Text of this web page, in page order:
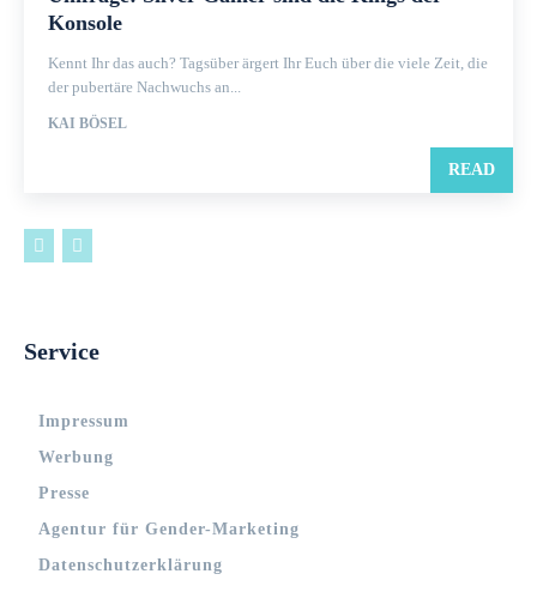
Konsole
Kennt Ihr das auch? Tagsüber ärgert Ihr Euch über die viele Zeit, die
der pubertäre Nachwuchs an...
KAI BÖSEL
READ
Service
Impressum
Werbung
Presse
Agentur für Gender-Marketing
Datenschutzerklärung